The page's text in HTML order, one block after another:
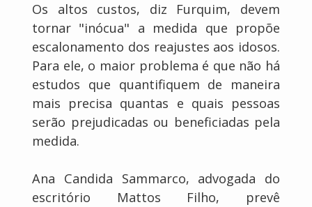
Os altos custos, diz Furquim, devem
tornar "inócua" a medida que propõe
escalonamento dos reajustes aos idosos.
Para ele, o maior problema é que não há
estudos que quantifiquem de maneira
mais precisa quantas e quais pessoas
serão prejudicadas ou beneficiadas pela
medida.
Ana Candida Sammarco, advogada do
escritório Mattos Filho, prevê